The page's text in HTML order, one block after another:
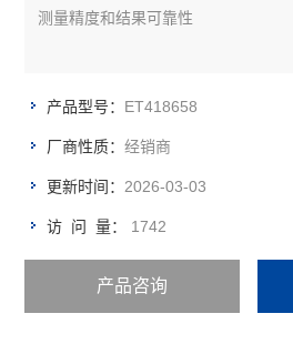
单参数离子浓度计
水质采样器
测量精度和结果可靠性
产品型号： ET418658
厂商性质：经销商
更新时间：2026-03-03
访 问 量： 1742
产品咨询